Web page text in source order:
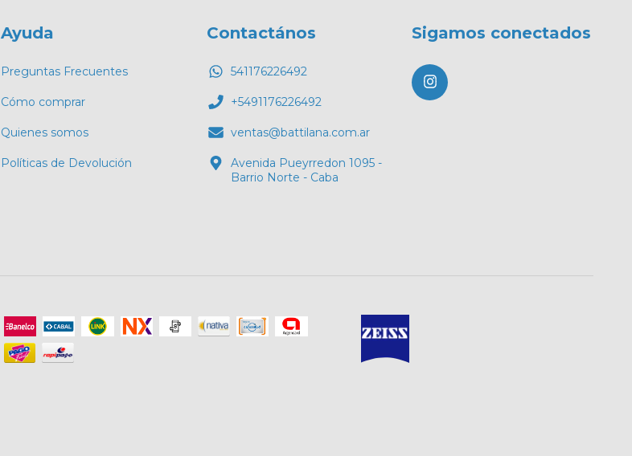
Ayuda
Preguntas Frecuentes
Cómo comprar
Quienes somos
Políticas de Devolución
Contactános
541176226492
+5491176226492
ventas@battilana.com.ar
Avenida Pueyrredon 1095 -
Barrio Norte - Caba
Sigamos conectados